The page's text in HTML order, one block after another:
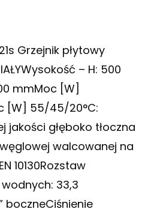
Grzejnik płytowy
– H: 500
mmMoc [W]
[W] 55/45/20°C:
jakości głęboko tłoczna
walcowanej na
10130Rozstaw
33,3
boczneCiśnienie